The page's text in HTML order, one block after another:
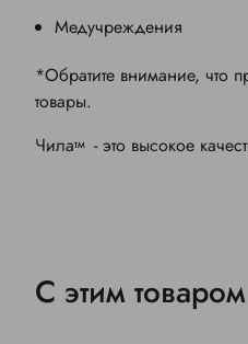
Медучреждения
*Обратите внимание, что
товары.
Чилатм - это высокое
С этим